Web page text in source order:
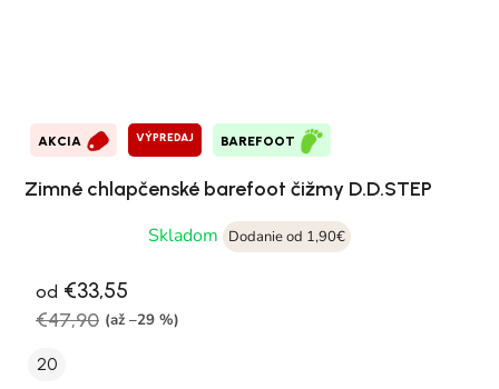
AKCIA VÝPREDAJ BAREFOOT
Zimné chlapčenské barefoot čižmy D.D.STEP
Skladom
Dodanie od 1,90€
od €33,55
€47,90 (až –29 %)
20